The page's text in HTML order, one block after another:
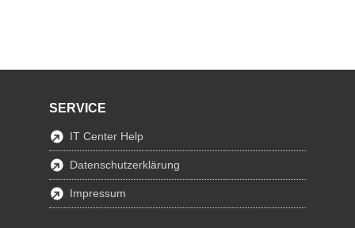
SERVICE
IT Center Help
Datenschutzerklärung
Impressum